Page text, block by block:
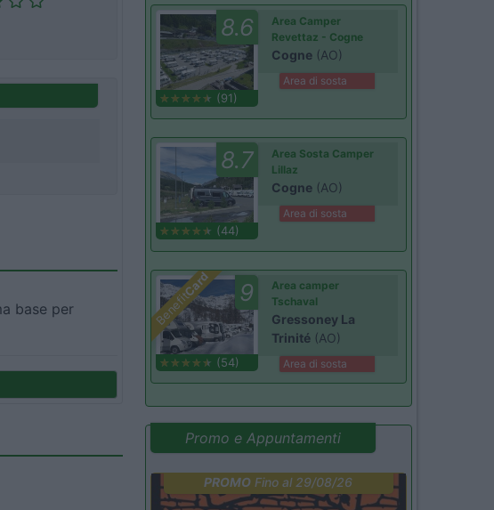
base per
8.6
(91)
Area Camper
Revettaz - Cogne
Cogne (AO)
Area di sosta
8.7
(44)
Area Sosta Camper
Lillaz
Cogne (AO)
Area di sosta
Benefit
Card 9
(54)
Area camper
Tschaval
Gressoney La
Trinité (AO)
Area di sosta
Promo e Appuntamenti
PROMO Fino al 29/08/26